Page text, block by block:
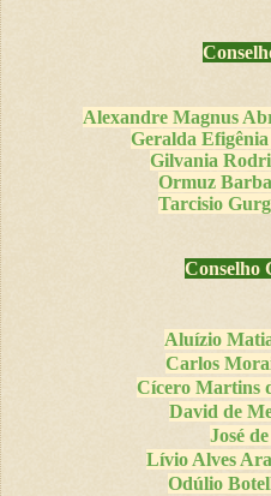
Alexandre Magnus
Geralda
Gilvania
Ormuz
Tarcisio
Conselho
Aluízio
Carlos
Cícero Martins
David de
José
Lívio Alves
Odúlio